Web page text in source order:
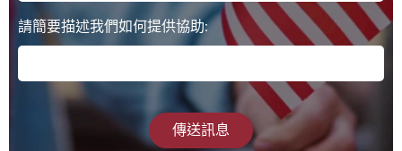
請簡要描述我們如何提供協助:
傳送訊息